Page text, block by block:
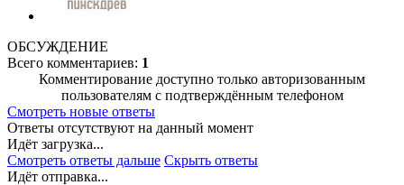
ОБСУЖДЕНИЕ
Всего комментариев: 1
Комментирование доступно только авторизованным
пользователям с подтверждённым телефоном
Смотреть новые ответы
Ответы отсутствуют на данный момент
Идёт загрузка...
Смотреть ответы дальше Скрыть ответы
Идёт отправка...